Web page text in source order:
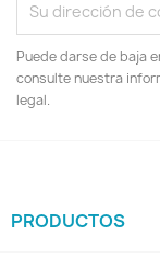
Puede darse de baja
consulte nuestra
legal.
PRODUCTOS